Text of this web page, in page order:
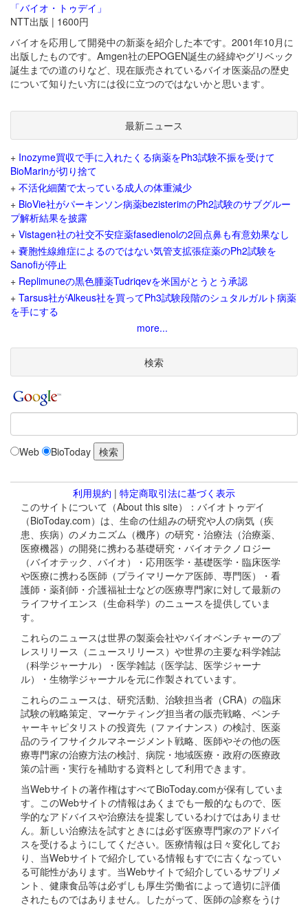
「バイオ・トゥデイ」
NTT出版 | 1600円
バイオを応用して開発中の新薬を紹介した本です。2001年10月に
出版したものです。Amgen社のEPOGEN誕生の経緯やグリベック
誕生までの道のりなど、現在販売されているバイオ医薬品の歴史
について知りたい方には役に立つのではないかと思います。
最新ニュース
+ Inozyme買収で手に入れたくる病薬をPh3試験不振を受けて
BioMarinが切り捨て
+ 不活化細菌で太っている成人の体重減少
+ BioVie社がパーキンソン病薬bezisterimのPh2試験のサブグルー
プ解析結果を披露
+ Vistagen社の社交不安症薬fasedienolの2回点鼻も有意効果なし
+ 嚢胞性線維症によるのではない気管支拡張症薬のPh2試験を
Sanofiが停止
+ Replimuneの黒色腫薬Tudriqevを米国がとうとう承認
+ Tarsus社がAlkeus社を買ってPh3試験段階のシュタルガルト病薬
を手にする
more...
検索
Web BioToday
利用規約 | 特定商取引法に基づく表示
このサイトについて（About this site）：バイオトゥデイ
（BioToday.com）は、生命の仕組みの研究や人の病気（疾
患、疾病）のメカニズム（機序）の研究・治療法（治療薬、
医療機器）の開発に携わる基礎研究・バイオテクノロジー
（バイオテック、バイオ）・応用医学・基礎医学・臨床医学
や医療に携わる医師（プライマリーケア医師、専門医）・看
護師・薬剤師・介護福祉士などの医療専門家に対して最新の
ライフサイエンス（生命科学）のニュースを提供していま
す。
これらのニュースは世界の製薬会社やバイオベンチャーのプ
レスリリース（ニュースリリース）や世界の主要な科学雑誌
（科学ジャーナル）・医学雑誌（医学誌、医学ジャーナ
ル）・生物学ジャーナルを元に作製されています。
これらのニュースは、研究活動、治験担当者（CRA）の臨床
試験の戦略策定、マーケティング担当者の販売戦略、ベンチ
ャーキャピタリストの投資先（ファイナンス）の検討、医薬
品のライフサイクルマネージメント戦略、医師やその他の医
療専門家の治療方法の検討、病院・地域医療・政府の医療政
策の計画・実行を補助する資料として利用できます。
当Webサイトの著作権はすべてBioToday.comが保有していま
す。このWebサイトの情報はあくまでも一般的なもので、医
学的なアドバイスや治療法を提案しているわけではありませ
ん。新しい治療法を試すときには必ず医療専門家のアドバイ
スを受けるようにしてください。医療情報は日々変化してお
り、当Webサイトで紹介している情報もすでに古くなってい
る可能性があります。当Webサイトで紹介しているサプリメ
ント、健康食品等は必ずしも厚生労働省によって適切に評価
されたものではありません。したがって、医師の診察をうけ